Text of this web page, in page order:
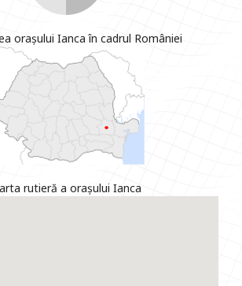
orașului Ianca în cadrul României
rutieră a orașului Ianca